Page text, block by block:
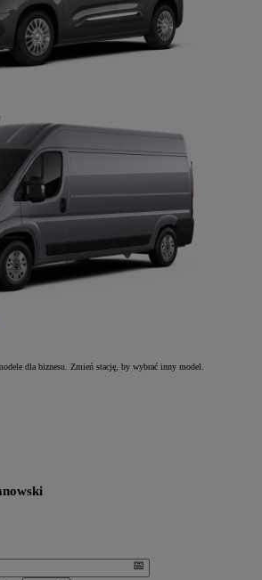
dla biznesu. Zmień stację, by wybrać inny model.